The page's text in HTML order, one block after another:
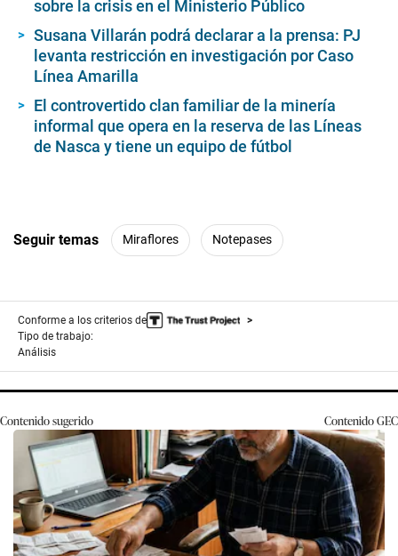
sobre la crisis en el Ministerio Público
Susana Villarán podrá declarar a la prensa: PJ
levanta restricción en investigación por Caso
Línea Amarilla
El controvertido clan familiar de la minería
informal que opera en la reserva de las Líneas
de Nasca y tiene un equipo de fútbol
Seguir temas Miraflores Notepases
Conforme a los criterios de
Tipo de trabajo:
Análisis
Contenido sugerido ContenidoGEC